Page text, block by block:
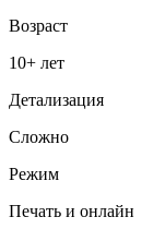
Возраст
10+ лет
Детализация
Сложно
Режим
Печать и онлайн